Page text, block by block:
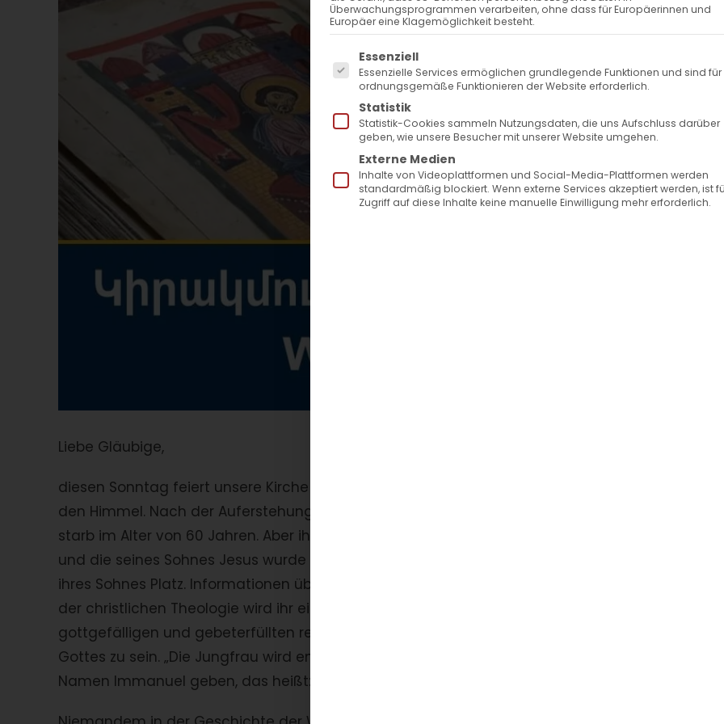
Liebe Gläubige,
diesen Sonntag feiert unsere Kirche das vierte Hochfest im Kirchenjahr, die Aufnahme Mariens
den Himmel. Nach der Auferstehung Jesu Christi lebte die Muttergottes weitere 12 Jahre und
starb im Alter von 60 Jahren. Aber ihr Körper wurde nicht begraben. Durch die Hände der Engel
und die seines Sohnes Jesus wurde sie in den Himmel aufgenommen und nahm zur Rechten
ihres Sohnes Platz. Informationen über die Muttergottes im Neuen Testament sind rar, aber in
der christlichen Theologie wird ihr ein besonderer Platz eingeräumt. Sie hatte dank ihres
gottgefälligen und gebeterfüllten reinen Lebens die Ehre, Mutter des eingeborenen Sohnes
Gottes zu sein. „Die Jungfrau wird empfangen und einen Sohn gebären und sie werden ihm den
Namen Immanuel geben, das heißt: Gott mit uns.“
Überwachungsprogrammen verarbeiten, ohne dass für Europäerinnen und
Europäer eine Klagemöglichkeit besteht.
Es folgt eine Liste der Service-Gruppen, für die eine
Essenziell
Essenzielle Services ermöglichen grundlegende Funktionen und sind
ordnungsgemäße Funktionieren der Website erforderlich.
Statistik
Statistik-Cookies sammeln Nutzungsdaten, die uns Aufschluss darüber
geben, wie unsere Besucher mit unserer Website umgehen.
Externe Medien
Inhalte von Videoplattformen und Social-Media-Plattformen werden
standardmäßig blockiert. Wenn externe Services akzeptiert werden, ist
Zugriff auf diese Inhalte keine manuelle Einwilligung mehr erforderlich.